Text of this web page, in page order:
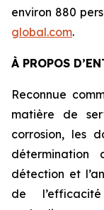
environ 880
global.com.
À PROPOS
Reconnue
matière de
corrosion, les
détection et
de